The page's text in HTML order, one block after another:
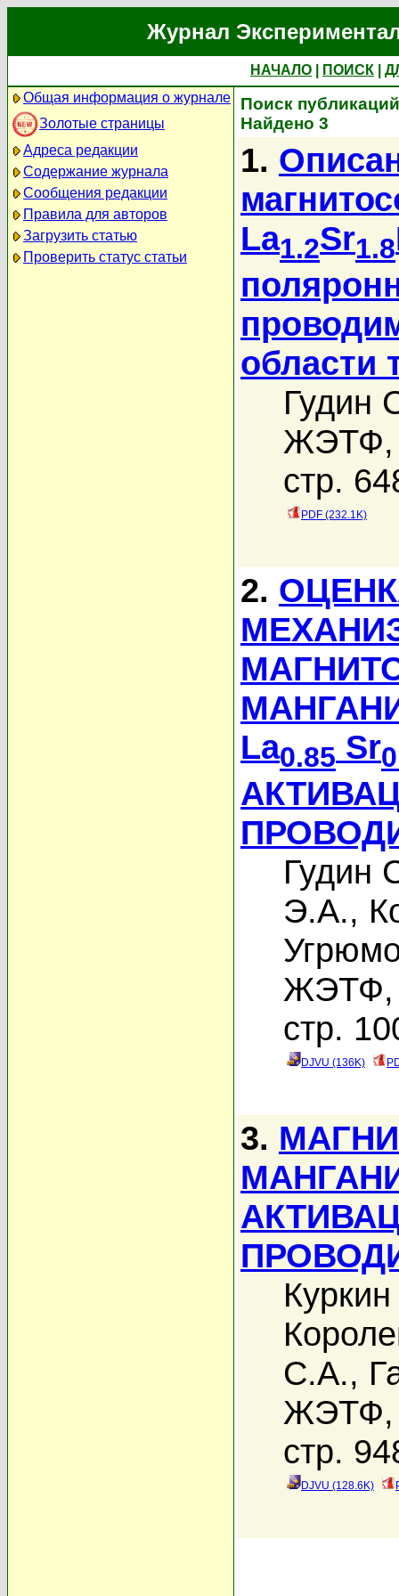
Журнал
НАЧАЛО ПОИСК
Общая информация о журнале
Золотые страницы
Адреса редакции
Содержание журнала
Сообщения редакции
Правила для авторов
Загрузить статью
Проверить статус статьи
Поиск
Найдено 3
1.
La1.2Sr1.8
области
Гудин
ЖЭТФ,
стр.
PDF (232.1K)
2.
La0.85 Sr
Гудин
Э.А.,
ЖЭТФ,
стр.
DJVU (136K)
3.
С.А.,
ЖЭТФ,
стр.
DJVU (128.6K)